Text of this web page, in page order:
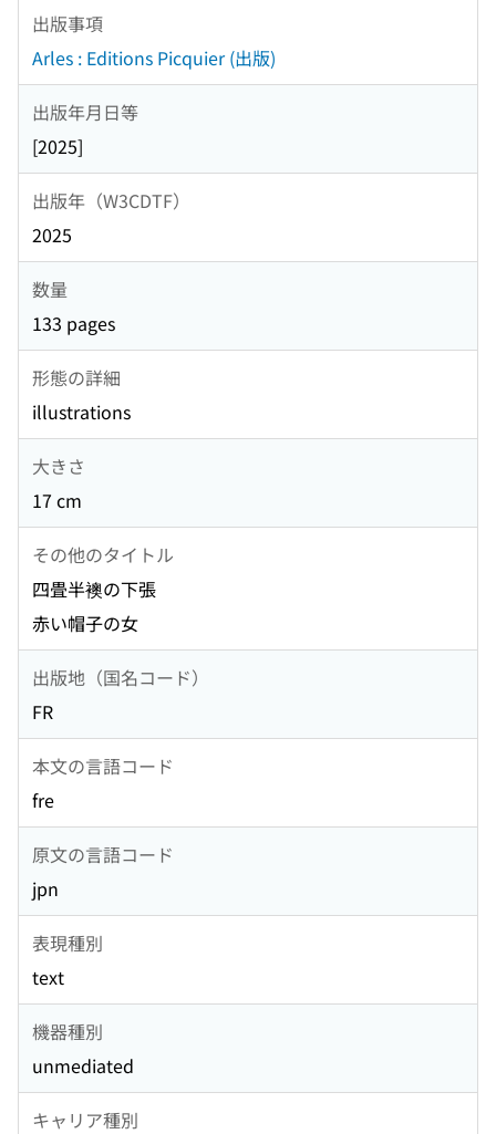
出版事項
Arles : Editions Picquier (出版)
出版年月日等
[2025]
出版年（W3CDTF）
2025
数量
133 pages
形態の詳細
illustrations
大きさ
17 cm
その他のタイトル
四畳半襖の下張
赤い帽子の女
出版地（国名コード）
FR
本文の言語コード
fre
原文の言語コード
jpn
表現種別
text
機器種別
unmediated
キャリア種別